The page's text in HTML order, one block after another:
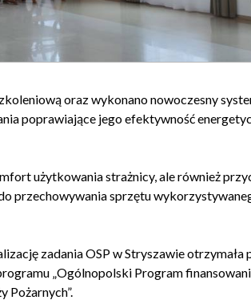
oraz wykonano nowoczesny
poprawiające jego efektywność
użytkowania strażnicy, ale również
przechowywania sprzętu
zadania OSP w Stryszawie otrzymała
„Ogólnopolski Program
Pożarnych”.